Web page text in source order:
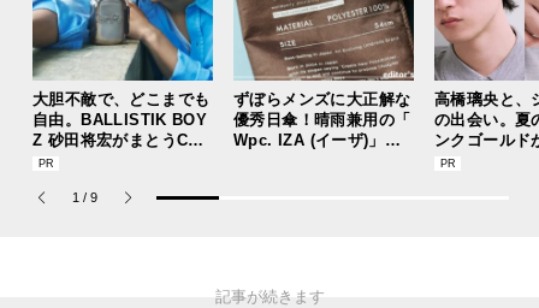
大胆不敵で、どこまでも
自由。BALLISTIK BOY
Z 砂田将宏がまとうCOA
CHの新作フレグランス
ナム パルファム」
ずぼらメンズに大正解な
優秀日傘！晴雨兼用の「
Wpc. IZA (イーザ)」が
高橋璃央と、
の出会い。夏
ンクゴールド
“SUMMER
1 / 9